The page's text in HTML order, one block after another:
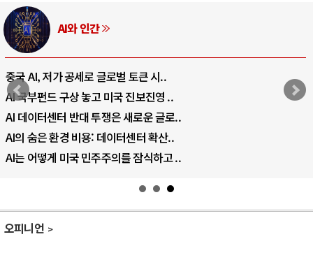
AI와 인간
중국 AI, 저가 공세로 글로벌 토큰 시..
AI 국부펀드 구상 놓고 미국 진보진영 ..
AI 데이터센터 반대 투쟁은 새로운 글로..
AI의 숨은 환경 비용: 데이터센터 확산..
AI는 어떻게 미국 민주주의를 잠식하고 ..
오피니언